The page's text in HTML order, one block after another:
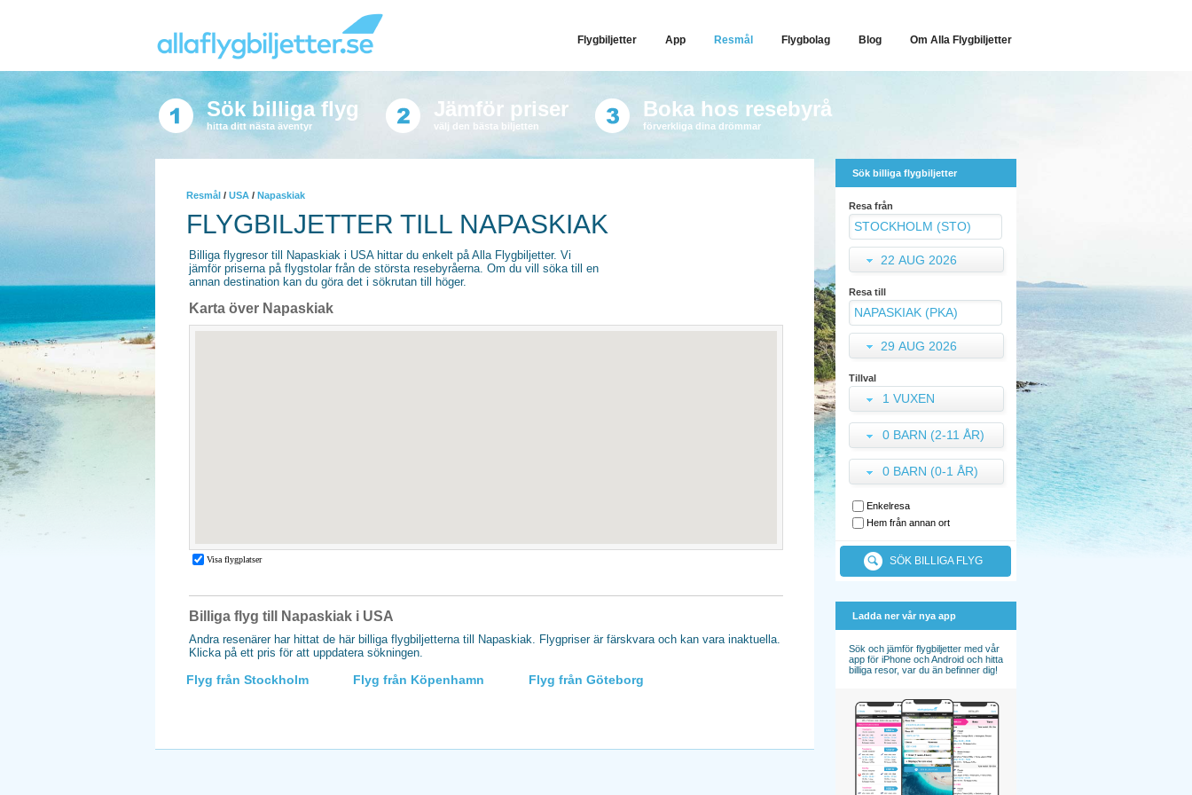
Flygbiljetter App Resmål Flygbolag Blog Om Alla Flygbiljetter
Sök billiga flyg
hitta ditt nästa äventyr
Jämför priser
välj den bästa biljetten
Boka hos resebyrå
förverkliga dina drömmar
Resmål / USA / Napaskiak
FLYGBILJETTER TILL NAPASKIAK
Billiga flygresor till Napaskiak i USA hittar du enkelt på Alla Flygbiljetter. Vi
jämför priserna på flygstolar från de största resebyråerna. Om du vill söka till en
annan destination kan du göra det i sökrutan till höger.
Karta över Napaskiak
Billiga flyg till Napaskiak i USA
Andra resenärer har hittat de här billiga flygbiljetterna till Napaskiak. Flygpriser är färskvara och kan vara inaktuella.
Klicka på ett pris för att uppdatera sökningen.
Flyg från Stockholm Flyg från Köpenhamn Flyg från Göteborg
Sök billiga flygbiljetter
Resa från
22 AUG 2026
Resa till
29 AUG 2026
Tillval
1 VUXEN
0 BARN (2-11 ÅR)
0 BARN (0-1 ÅR)
Enkelresa
Hem från annan ort
SÖK BILLIGA FLYG
Ladda ner vår nya app
Sök och jämför flygbiljetter med vår
app för iPhone och Android och hitta
billiga resor, var du än befinner dig!